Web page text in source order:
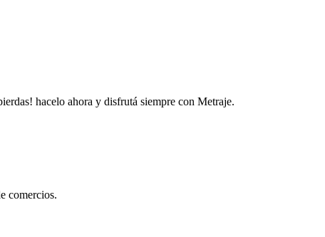
hacelo ahora y disfrutá siempre con Metraje.
comercios.